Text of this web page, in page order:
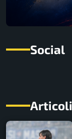
Social